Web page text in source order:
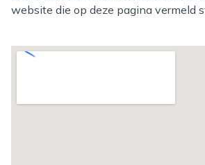
website die op deze pagina vermeld